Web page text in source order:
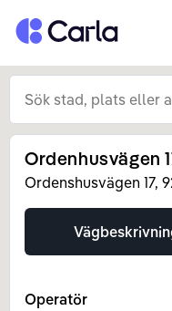
Tillbaka till startsidan
Ordenhusvägen
Ordenshusvägen 17,
Operatör